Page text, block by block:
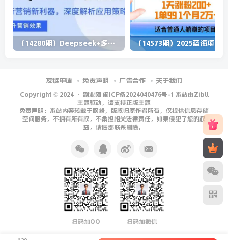
（14280期）Deepseek+多维表格，银行营销新利器，深度解析应用策略，提升营销效果
友链申请 免责声明 广告合作 关于我们
Copyright © 2024 · 副业网 闽ICP备2024040476号-1 本站由Zibll
主题驱动，请支持正版主题
免责声明：本站内容转载于网络，版权归原作者所有，仅提供信息存储
空间服务，不拥有所有权，不承担相关法律责任，如果侵犯了您的权
益，请底部联系删除。
扫码加QQ 扫码加微信